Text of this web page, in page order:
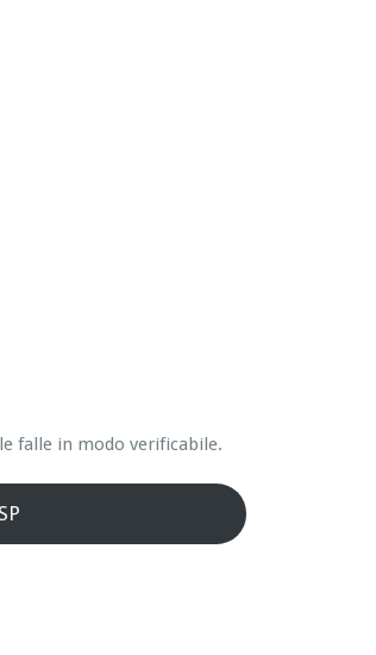
falle in modo verificabile.